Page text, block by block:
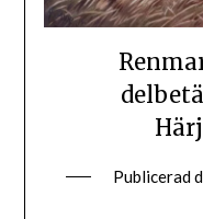
Publicerad